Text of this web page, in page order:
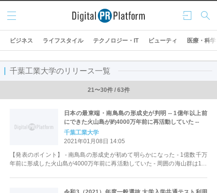
ログ
イン
検索
メニ
ュー
ビジネス ライフスタイル テクノロジー・IT ビューティ 医療・科学
千葉工業大学のリリース一覧
21〜30件 / 63件
日本の最東端・南鳥島の形成史が判明 -- 1億年以上前
にできた火山島が約4000万年前に再活動していた --
千葉工業大学
2021年01月08日 14:05
【発表のポイント】 - 南鳥島の形成史が初めて明らかになった - 1億数千万
年前に形成した火山島が4000万年前に再活動していた - 周囲の海山群は1億